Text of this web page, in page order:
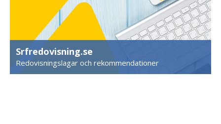
Srfredovisning.se
Redovisningslagar och rekommendationer